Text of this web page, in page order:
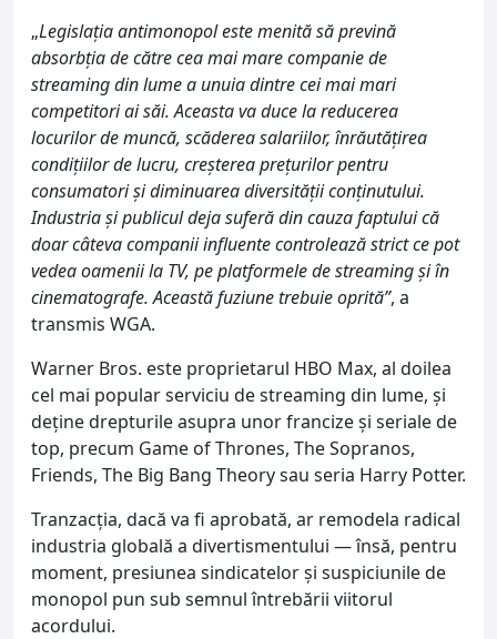
„Legislația antimonopol este menită să prevină
absorbția de către cea mai mare companie de
streaming din lume a unuia dintre cei mai mari
competitori ai săi. Aceasta va duce la reducerea
locurilor de muncă, scăderea salariilor, înrăutățirea
condițiilor de lucru, creșterea prețurilor pentru
consumatori și diminuarea diversității conținutului.
Industria și publicul deja suferă din cauza faptului că
doar câteva companii influente controlează strict ce pot
vedea oamenii la TV, pe platformele de streaming și în
cinematografe. Această fuziune trebuie oprită”, a
transmis WGA.
Warner Bros. este proprietarul HBO Max, al doilea
cel mai popular serviciu de streaming din lume, și
deține drepturile asupra unor francize și seriale de
top, precum Game of Thrones, The Sopranos,
Friends, The Big Bang Theory sau seria Harry Potter.
Tranzacția, dacă va fi aprobată, ar remodela radical
industria globală a divertismentului — însă, pentru
moment, presiunea sindicatelor și suspiciunile de
monopol pun sub semnul întrebării viitorul
acordului.